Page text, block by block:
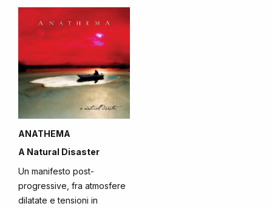
ANATHEMA
A Natural Disaster
Un manifesto post-
progressive, fra atmosfere
dilatate e tensioni in